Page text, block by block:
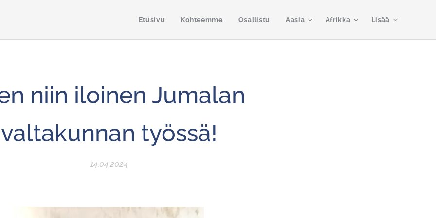
Etusivu Kohteemme Osallistu Aasia Afrikka Lisää
niin iloinen Jumalan
valtakunnan työssä!
14.04.2024